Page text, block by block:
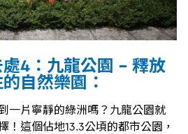
4：九龍公園 - 釋放
自然樂園：
一片寧靜的綠洲嗎？九龍公園就
！這個佔地13.3公頃的都市公園，